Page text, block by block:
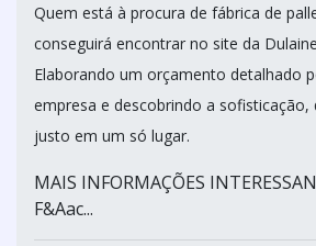
Quem está à procura de fábrica de
conseguirá encontrar no site da
Elaborando um orçamento detalhado
empresa e descobrindo a sofisticação,
justo em um só lugar.
MAIS INFORMAÇÕES
F&Aac...